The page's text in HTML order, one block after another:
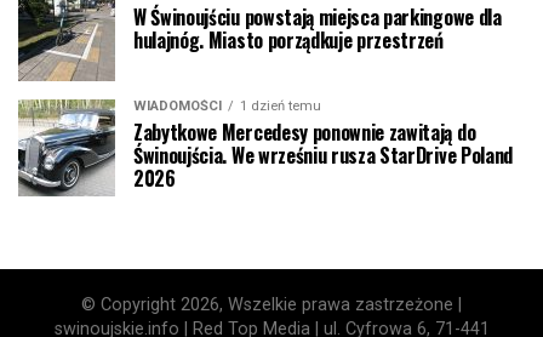
W Świnoujściu powstają miejsca parkingowe dla
hulajnóg. Miasto porządkuje przestrzeń
WIADOMOŚCI 1 dzień temu
Zabytkowe Mercedesy ponownie zawitają do
Świnoujścia. We wrześniu rusza StarDrive Poland
2026
© Copyright 2026, Wszelkie prawa zastrzeżone |
swinoujskie.info | Red Top Media | ul. Cyfrowa 6, 71-441